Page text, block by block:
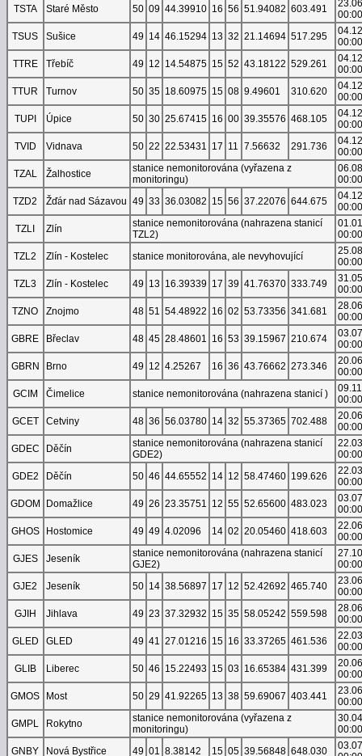
TSTA
Staré Město 50 09 44.39910 16 56 51.94082 603.491
00:00
TSUS
Sušice 49 14 46.15294 13 32 21.14694 517.295
00:00
TTRE
Třebíč 49 12 14.54875 15 52 43.18122 529.261
00:00
TTUR
Turnov 50 35 18.60975 15 08 9.49601 310.620
00:00
TUPI
Úpice 50 30 25.67415 16 00 39.35576 468.105
00:00
TVID
Vidnava 50 22 22.53431 17 11 7.56632 291.736
00:00
TZAL
Žalhostice
stanice nemonitorována (vyřazena z
monitoringu)
00:00
TZD2
Žďár nad Sázavou 49 33 36.03082 15 56 37.22076 644.675
00:00
TZLI
Zlín
stanice nemonitorována (nahrazena stanicí
TZL2)
00:00
TZL2
Zlín - Kostelec stanice monitorována, ale nevyhovující
00:00
TZL3
Zlín - Kostelec 49 13 16.39339 17 39 41.76370 333.749
00:00
TZNO
Znojmo 48 51 54.48922 16 02 53.73356 341.681
00:00
GBRE
Břeclav 48 45 28.48601 16 53 39.15967 210.674
00:00
GBRN
Brno 49 12 4.25267 16 36 43.76662 273.346
00:00
GCIM
Čimelice stanice nemonitorována (nahrazena stanicí )
00:00
GCET
Cetviny 48 36 56.03780 14 32 55.37365 702.488
00:00
GDEC
Děčín
stanice nemonitorována (nahrazena stanicí
GDE2)
00:00
GDE2
Děčín 50 46 44.65552 14 12 58.47460 199.626
00:00
GDOM
Domažlice 49 26 23.35751 12 55 52.65600 483.023
00:00
GHOS
Hostomice 49 49 4.02096 14 02 20.05460 418.603
00:00
GJES
Jeseník
stanice nemonitorována (nahrazena stanicí
GJE2)
00:00
GJE2
Jeseník 50 14 38.56897 17 12 52.42692 465.740
00:00
GJIH
Jihlava 49 23 37.32932 15 35 58.05242 559.598
00:00
GLED
GLED 49 41 27.01216 15 16 33.37265 461.536
00:00
GLIB
Liberec 50 46 15.22493 15 03 16.65384 431.399
00:00
GMOS
Most 50 29 41.92265 13 38 59.69067 403.441
00:00
GMPL
Rokytno
stanice nemonitorována (vyřazena z
monitoringu)
00:00
GNBY
Nová Bystřice 49 01 8.38142 15 05 39.56848 648.030